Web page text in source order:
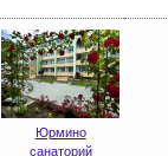
Юрмино
санаторий